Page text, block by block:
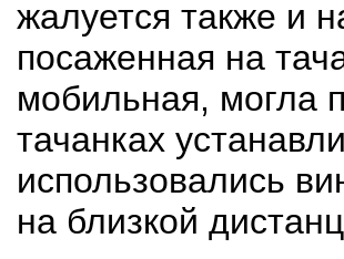
жалуется также и
посаженная на
мобильная, могла
тачанках
использовались
на близкой